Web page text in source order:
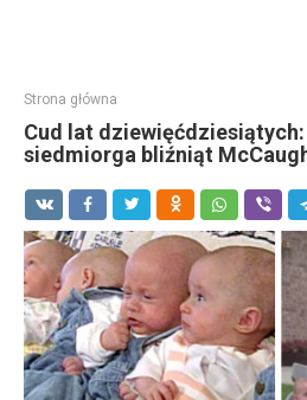
Strona główna
Cud lat
siedmiorga bliźniąt